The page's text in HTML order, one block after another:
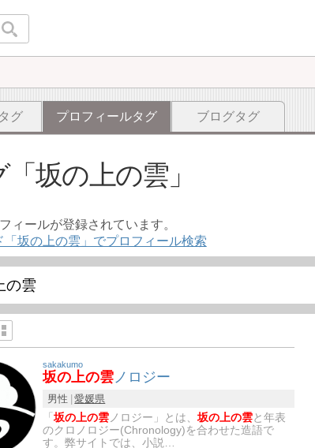
グ プロフィールタグ ブログタグ
坂の上の雲
ィールが登録されています。
「坂の上の雲」でプロフィール検索
sakakumo
坂の上の雲ノロジー
男性
愛媛県
「坂の上の雲ノロジー」とは、坂の上の雲と年表
のクロノロジー(Chronology)を合わせた造語で
す。弊サイトでは、小説…